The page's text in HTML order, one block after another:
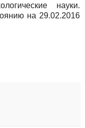
науки.
на 29.02.2016